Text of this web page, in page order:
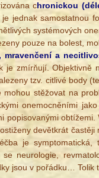
chronickou
je jednak samostatnou
systémových
pouze na bolest,
a
je zmírňují.
tzv. citlivé body
mohou stěžovat na
onemocněními
popisovanými
devětkrát
je
neurologie,
jsou v pořádku…